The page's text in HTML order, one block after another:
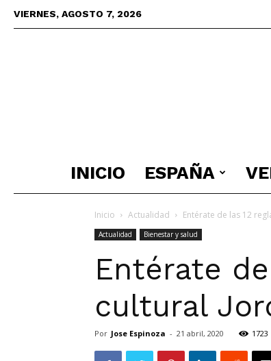
VIERNES, AGOSTO 7, 2026
INICIO ESPAÑA
Inicio Actualidad Entérate de las 12
Actualidad Bienestar y salud
Entérate
cultural
Por Jose Espinoza - 21 abril, 2020 1723